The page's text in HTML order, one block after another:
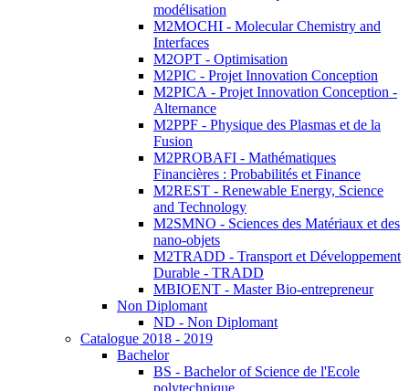
modélisation
M2MOCHI - Molecular Chemistry and
Interfaces
M2OPT - Optimisation
M2PIC - Projet Innovation Conception
M2PICA - Projet Innovation Conception -
Alternance
M2PPF - Physique des Plasmas et de la
Fusion
M2PROBAFI - Mathématiques
Financières : Probabilités et Finance
M2REST - Renewable Energy, Science
and Technology
M2SMNO - Sciences des Matériaux et des
nano-objets
M2TRADD - Transport et Développement
Durable - TRADD
MBIOENT - Master Bio-entrepreneur
Non Diplomant
ND - Non Diplomant
Catalogue 2018 - 2019
Bachelor
BS - Bachelor of Science de l'Ecole
polytechnique